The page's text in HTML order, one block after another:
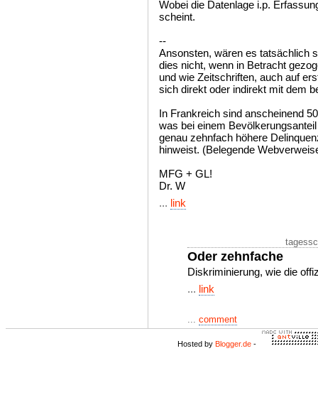
Wobei die Datenlage i.p.
scheint.
--
Ansonsten, wären es tatsächlich
dies nicht, wenn in Betracht
und wie Zeitschriften, auch auf
sich direkt oder indirekt mit dem
In Frankreich sind anscheinend
was bei einem
genau zehnfach höhere
hinweist. (Belegende
MFG + GL!
Dr. W
... link
Oder zehnfache
Diskriminierung, wie die
... link
... comment
Hosted by Blogger.de -